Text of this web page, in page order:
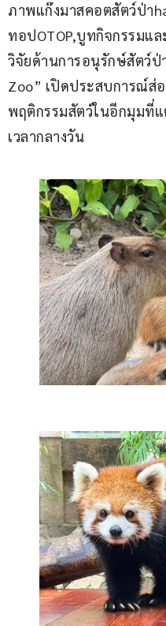
ภาพแก๊งมาสคอตสัตว์ป่า
ทอปOTOP,บูทกิจกรรมแ
วิจัยด้านการอนุรักษ์สัตว์
Zoo” เปิดประสบการณ์ส่
พฤติกรรมสัตว์ในอีกมุมที่แ
เวลากลางวัน